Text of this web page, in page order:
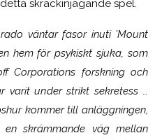
skräckinjagande spel.
väntar fasor inuti ’Mount
hem för psykiskt sjuka, som
Corporations forskning och
varit under strikt sekretess …
kommer till anläggningen,
skrämmande väg mellan